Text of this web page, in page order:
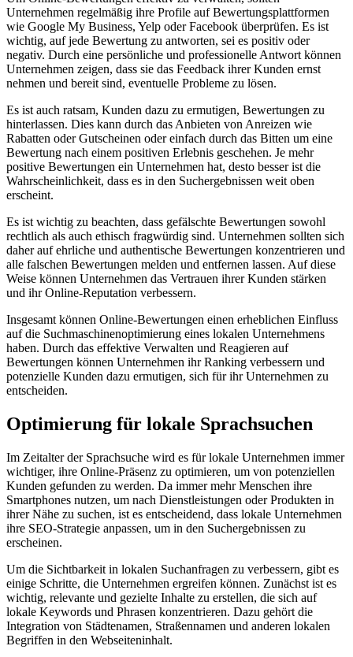
Unternehmen regelmäßig ihre Profile auf Bewertungsplattformen
wie Google My Business, Yelp oder Facebook überprüfen. Es ist
wichtig, auf jede Bewertung zu antworten, sei es positiv oder
negativ. Durch eine persönliche und professionelle Antwort können
Unternehmen zeigen, dass sie das Feedback ihrer Kunden ernst
nehmen und bereit sind, eventuelle Probleme zu lösen.
Es ist auch ratsam, Kunden dazu zu ermutigen, Bewertungen zu
hinterlassen. Dies kann durch das Anbieten von Anreizen wie
Rabatten oder Gutscheinen oder einfach durch das Bitten um eine
Bewertung nach einem positiven Erlebnis geschehen. Je mehr
positive Bewertungen ein Unternehmen hat, desto besser ist die
Wahrscheinlichkeit, dass es in den Suchergebnissen weit oben
erscheint.
Es ist wichtig zu beachten, dass gefälschte Bewertungen sowohl
rechtlich als auch ethisch fragwürdig sind. Unternehmen sollten sich
daher auf ehrliche und authentische Bewertungen konzentrieren und
alle falschen Bewertungen melden und entfernen lassen. Auf diese
Weise können Unternehmen das Vertrauen ihrer Kunden stärken
und ihr Online-Reputation verbessern.
Insgesamt können Online-Bewertungen einen erheblichen Einfluss
auf die Suchmaschinenoptimierung eines lokalen Unternehmens
haben. Durch das effektive Verwalten und Reagieren auf
Bewertungen können Unternehmen ihr Ranking verbessern und
potenzielle Kunden dazu ermutigen, sich für ihr Unternehmen zu
entscheiden.
Optimierung für lokale Sprachsuchen
Im Zeitalter der Sprachsuche wird es für lokale Unternehmen immer
wichtiger, ihre Online-Präsenz zu optimieren, um von potenziellen
Kunden gefunden zu werden. Da immer mehr Menschen ihre
Smartphones nutzen, um nach Dienstleistungen oder Produkten in
ihrer Nähe zu suchen, ist es entscheidend, dass lokale Unternehmen
ihre SEO-Strategie anpassen, um in den Suchergebnissen zu
erscheinen.
Um die Sichtbarkeit in lokalen Suchanfragen zu verbessern, gibt es
einige Schritte, die Unternehmen ergreifen können. Zunächst ist es
wichtig, relevante und gezielte Inhalte zu erstellen, die sich auf
lokale Keywords und Phrasen konzentrieren. Dazu gehört die
Integration von Städtenamen, Straßennamen und anderen lokalen
Begriffen in den Webseiteninhalt.